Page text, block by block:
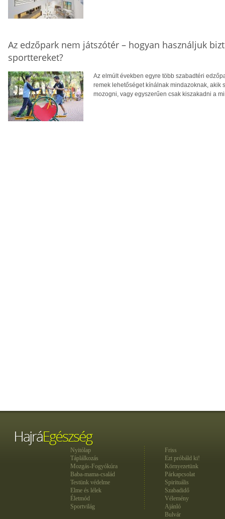
Az edzőpark nem játszótér – hogyan használjuk
sporttereket?
Az elmúlt években egyre több szabadtéri
remek lehetőséget kínálnak mindazoknak,
mozogni, vagy egyszerűen csak kiszakadni a
Nyitólap
Táplálkozás
Mozgás-Fogyókúra
Baba-mama-család
Testünk védelme
Elme és lélek
Életmód
Sportvilág
Friss
Ezt próbáld ki!
Környezetünk
Párkapcsolat
Spirituális
Szabadidő
Vélemény
Ajánló
Bulvár